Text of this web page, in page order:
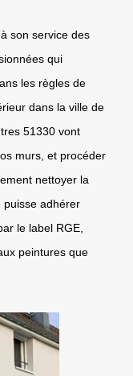
son service des
qui
les règles de
dans la ville de
51330 vont
murs, et procéder
nettoyer la
puisse adhérer
le label RGE,
peintures que